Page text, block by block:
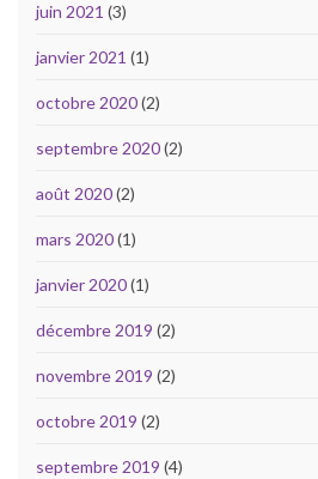
juin 2021 (3)
janvier 2021 (1)
octobre 2020(2)
septembre 2020(2)
août 2020(2)
mars 2020(1)
janvier 2020(1)
décembre 2019 (2)
novembre 2019 (2)
octobre 2019 (2)
septembre 2019 (4)